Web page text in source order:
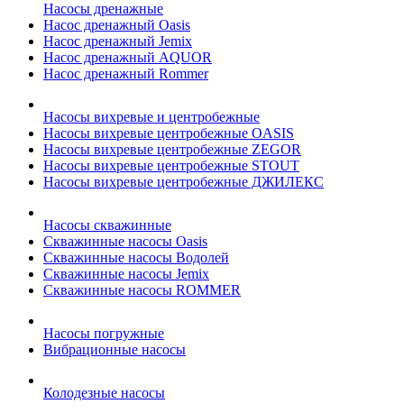
Насосы дренажные
Насос дренажный Oasis
Насос дренажный Jemix
Насос дренажный AQUOR
Насос дренажный Rommer
Насосы вихревые и центробежные
Насосы вихревые центробежные OASIS
Насосы вихревые центробежные ZEGOR
Насосы вихревые центробежные STOUT
Насосы вихревые центробежные ДЖИЛЕКС
Насосы скважинные
Скважинные насосы Oasis
Скважинные насосы Водолей
Скважинные насосы Jemix
Cкважинные насосы ROMMER
Насосы погружные
Вибрационные насосы
Колодезные насосы